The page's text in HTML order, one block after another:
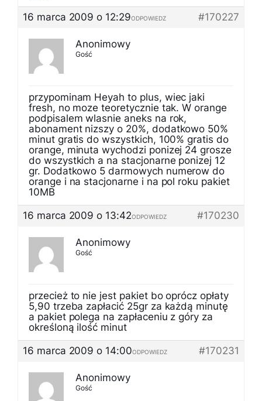
16 marca 2009 o 12:29
#170227
ODPOWIEDZ
Anonimowy
Gość
przypominam Heyah to plus, wiec jaki
fresh, no moze teoretycznie tak. W orange
podpisalem wlasnie aneks na rok,
abonament nizszy o 20%, dodatkowo 50%
minut gratis do wszystkich, 100% gratis do
orange, minuta wychodzi ponizej 24 grosze
do wszystkich a na stacjonarne ponizej 12
gr. Dodatkowo 5 darmowych numerow do
orange i na stacjonarne i na pol roku pakiet
10MB
16 marca 2009 o 13:42
#170230
ODPOWIEDZ
Anonimowy
Gość
przecież to nie jest pakiet bo oprócz opłaty
5,90 trzeba zapłacić 25gr za każdą minutę
a pakiet polega na zapłaceniu z góry za
określoną ilość minut
16 marca 2009 o 14:00
#170231
ODPOWIEDZ
Anonimowy
Gość